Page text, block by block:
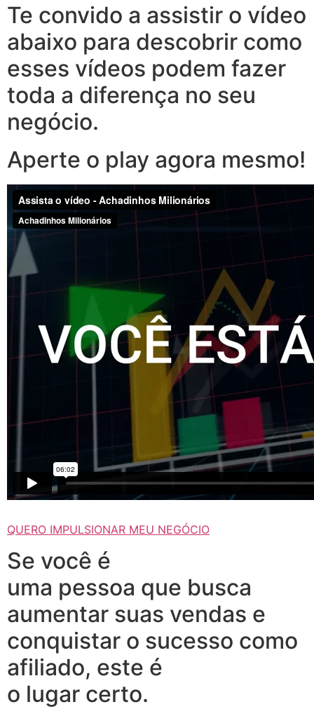
Te convido a assistir o vídeo
abaixo para descobrir como
esses vídeos podem fazer
toda a diferença no seu
negócio.
Aperte o play agora mesmo!
QUERO IMPULSIONAR MEU NEGÓCIO
Se você é
uma pessoa que busca
aumentar suas vendas e
conquistar o sucesso como
afiliado, este é
o lugar certo.